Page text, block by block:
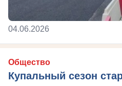
04.06.2026
Общество
Купальный сезон